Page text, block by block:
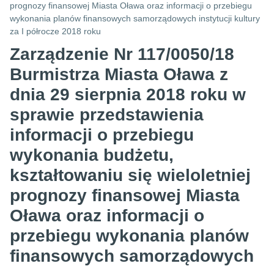
prognozy finansowej Miasta Oława oraz informacji o przebiegu
wykonania planów finansowych samorządowych instytucji kultury
za I półrocze 2018 roku
Zarządzenie Nr 117/0050/18
Burmistrza Miasta Oława z
dnia 29 sierpnia 2018 roku w
sprawie przedstawienia
informacji o przebiegu
wykonania budżetu,
kształtowaniu się wieloletniej
prognozy finansowej Miasta
Oława oraz informacji o
przebiegu wykonania planów
finansowych samorządowych